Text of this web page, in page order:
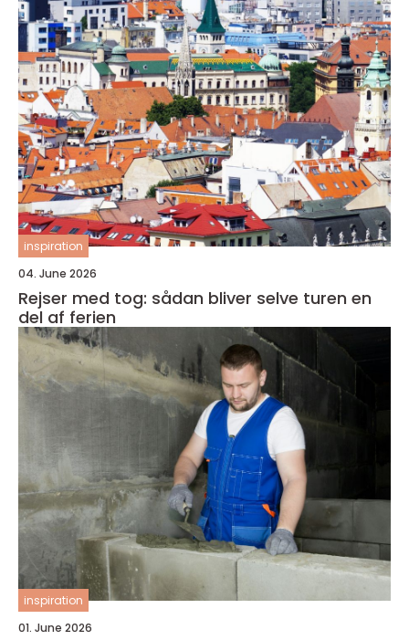
inspiration
04. June 2026
Rejser med tog: sådan bliver selve turen en
del af ferien
inspiration
01. June 2026